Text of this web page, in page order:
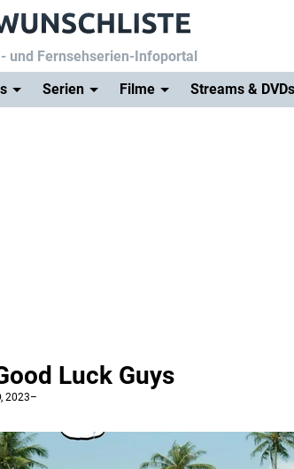
und Fernsehserien-Infoportal
Serien Filme Streams & DVDs
Luck Guys
, 2023–